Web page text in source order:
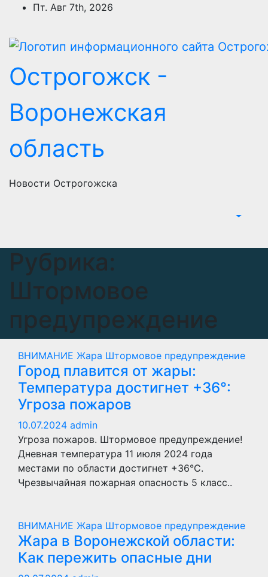
Перейти
содержимому
Пт. Авг 7th, 2026
Острогожск -
Воронежская
область
Новости Острогожска
Рубрика:
Штормовое
предупреждение
ВНИМАНИЕ Жара Штормовое предупреждение
Город плавится от жары:
Температура достигнет +36°:
Угроза пожаров
10.07.2024 admin
Угроза пожаров. Штормовое предупреждение!
Дневная температура 11 июля 2024 года
местами по области достигнет +36°C.
Чрезвычайная пожарная опасность 5 класс..
ВНИМАНИЕ Жара Штормовое предупреждение
Жара в Воронежской области:
Как пережить опасные дни